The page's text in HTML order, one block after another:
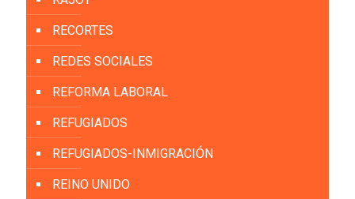
RECORTES
REDES SOCIALES
REFORMA LABORAL
REFUGIADOS
REFUGIADOS-INMIGRACIÓN
REINO UNIDO